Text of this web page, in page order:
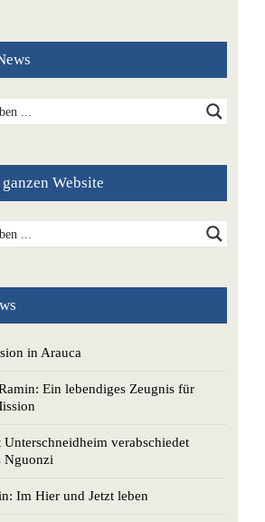
Website
in Arauca
Ein lebendiges Zeugnis für
Unterschneidheim verabschiedet
Nguonzi
Im Hier und Jetzt leben